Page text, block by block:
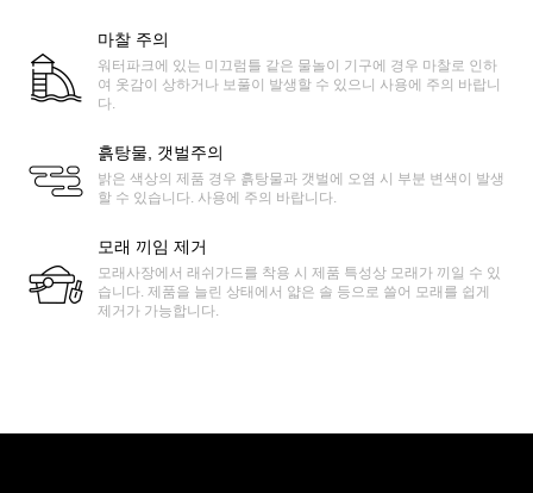
마찰 주의
워터파크에 있는 미끄럼틀 같은 물놀이 기구에 경우 마찰로 인하
여 옷감이 상하거나 보풀이 발생할 수 있으니 사용에 주의 바랍니
다.
흙탕물, 갯벌주의
밝은 색상의 제품 경우 흙탕물과 갯벌에 오염 시 부분 변색이 발생
할 수 있습니다. 사용에 주의 바랍니다.
모래 끼임 제거
모래사장에서 래쉬가드를 착용 시 제품 특성상 모래가 끼일 수 있
습니다. 제품을 늘린 상태에서 얇은 솔 등으로 쓸어 모래를 쉽게
제거가 가능합니다.